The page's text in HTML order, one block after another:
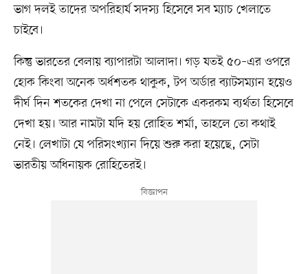
ভাগ দলই তাদের অপরিহার্য সদস্য হিসেবে সব ম্যাচ খেলাতে
চাইবে।
কিন্তু ভারতের বেলায় ব্যাপারটা আলাদা। গড় যতই ৫০–এর ওপরে
হোক কিংবা অনেক অর্ধশতক থাকুক, টপ অর্ডার ব্যাটসম্যান হয়েও
দীর্ঘ দিন শতকের দেখা না পেলে সেটাকে একরকম ব্যর্থতা হিসেবে
দেখা হয়। আর নামটা যদি হয় রোহিত শর্মা, তাহলে তো কথাই
নেই। লেখাটা যে পরিসংখ্যান দিয়ে শুরু করা হয়েছে, সেটা
ভারতীয় অধিনায়ক রোহিতেরই।